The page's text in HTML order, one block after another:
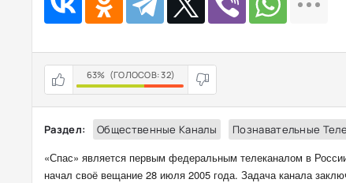
63% (ГОЛОСОВ:32)
Раздел: Общественные Каналы Познавательные
«Спас» является первым федеральным телеканалом в
начал своё вещание 28 июля 2005 года. Задача канала